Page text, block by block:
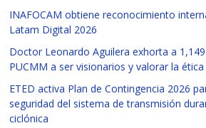
INAFOCAM obtiene reconocimiento
Latam Digital 2026
Doctor Leonardo Aguilera exhorta a
PUCMM a ser visionarios y valorar la ética
ETED activa Plan de Contingencia 2026
seguridad del sistema de transmisión
ciclónica